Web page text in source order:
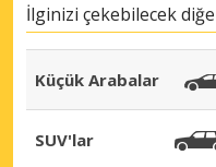
İlginizi çekebilecek
Küçük Arabalar
SUV'lar